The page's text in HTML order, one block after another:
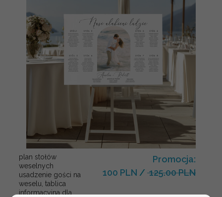
plan stołów
weselnych
usadzenie gości na
weselu, tablica
informacyjna dla
Promocja:
100 PLN / 125.00 PLN